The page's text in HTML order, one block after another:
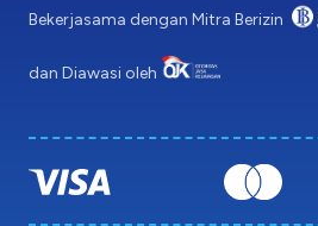
Bekerjasama dengan Mitra Berizin
dan Diawasi oleh